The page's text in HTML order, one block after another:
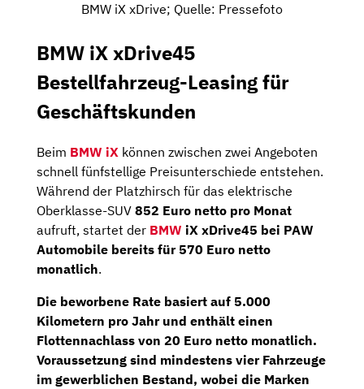
BMW iX xDrive; Quelle: Pressefoto
BMW iX xDrive45
Bestellfahrzeug-Leasing für
Geschäftskunden
Beim BMW iX können zwischen zwei Angeboten
schnell fünfstellige Preisunterschiede entstehen.
Während der Platzhirsch für das elektrische
Oberklasse-SUV 852 Euro netto pro Monat
aufruft, startet der BMW iX xDrive45 bei PAW
Automobile bereits für 570 Euro netto
monatlich.
Die beworbene Rate basiert auf 5.000
Kilometern pro Jahr und enthält einen
Flottennachlass von 20 Euro netto monatlich.
Voraussetzung sind mindestens vier Fahrzeuge
im gewerblichen Bestand, wobei die Marken